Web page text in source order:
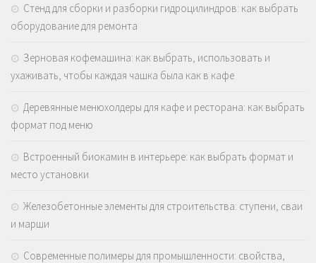
Стенд для сборки и разборки гидроцилиндров: как выбрать
оборудование для ремонта
Зерновая кофемашина: как выбрать, использовать и
ухаживать, чтобы каждая чашка была как в кафе
Деревянные менюхолдеры для кафе и ресторана: как выбрать
формат под меню
Встроенный биокамин в интерьере: как выбрать формат и
место установки
Железобетонные элементы для строительства: ступени, сваи
и марши
Современные полимеры для промышленности: свойства,